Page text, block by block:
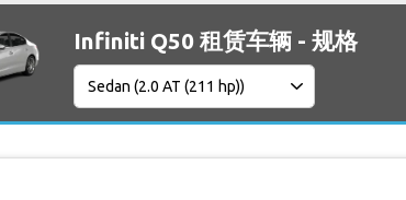
Infiniti Q50 租赁车辆 - 规格